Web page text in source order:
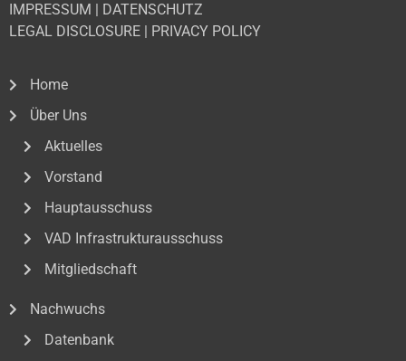
IMPRESSUM
DATENSCHUTZ
LEGAL DISCLOSURE
PRIVACY POLICY
Home
Über Uns
Aktuelles
Vorstand
Hauptausschuss
VAD Infrastrukturausschuss
Mitgliedschaft
Nachwuchs
Datenbank